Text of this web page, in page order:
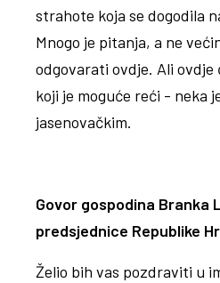
strahote koja se dogodila
Mnogo je pitanja, a ne
odgovarati ovdje. Ali ovdje
koji je moguće reći - neka
jasenovačkim.
Govor gospodina Branka
predsjednice Republike
Želio bih vas pozdraviti u